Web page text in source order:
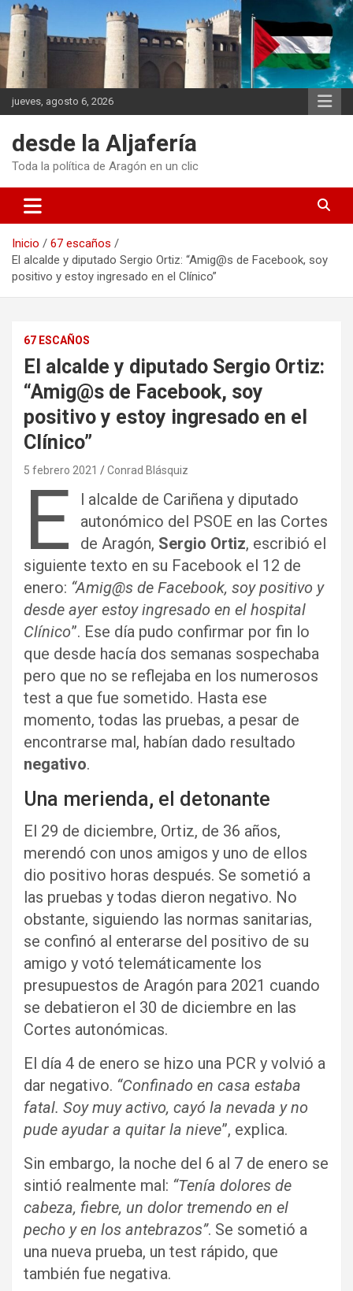
Saltar
contenido
jueves, agosto 6, 2026
desde la Aljafería
Toda la política de Aragón en un clic
Inicio
67 escaños
El alcalde y diputado Sergio Ortiz: “Amig@s de Facebook, soy
positivo y estoy ingresado en el Clínico”
67 ESCAÑOS
El alcalde y diputado Sergio Ortiz:
“Amig@s de Facebook, soy
positivo y estoy ingresado en el
Clínico”
5 febrero 2021 Conrad Blásquiz
E
l alcalde de Cariñena y diputado
autonómico del PSOE en las Cortes
de Aragón, Sergio Ortiz, escribió el
siguiente texto en su Facebook el 12 de
enero: “Amig@s de Facebook, soy positivo y
desde ayer estoy ingresado en el hospital
Clínico”. Ese día pudo confirmar por fin lo
que desde hacía dos semanas sospechaba
pero que no se reflejaba en los numerosos
test a que fue sometido. Hasta ese
momento, todas las pruebas, a pesar de
encontrarse mal, habían dado resultado
negativo.
Una merienda, el detonante
El 29 de diciembre, Ortiz, de 36 años,
merendó con unos amigos y uno de ellos
dio positivo horas después. Se sometió a
las pruebas y todas dieron negativo. No
obstante, siguiendo las normas sanitarias,
se confinó al enterarse del positivo de su
amigo y votó telemáticamente los
presupuestos de Aragón para 2021 cuando
se debatieron el 30 de diciembre en las
Cortes autonómicas.
El día 4 de enero se hizo una PCR y volvió a
dar negativo. “Confinado en casa estaba
fatal. Soy muy activo, cayó la nevada y no
pude ayudar a quitar la nieve”, explica.
Sin embargo, la noche del 6 al 7 de enero se
sintió realmente mal: “Tenía dolores de
cabeza, fiebre, un dolor tremendo en el
pecho y en los antebrazos”. Se sometió a
una nueva prueba, un test rápido, que
también fue negativa.